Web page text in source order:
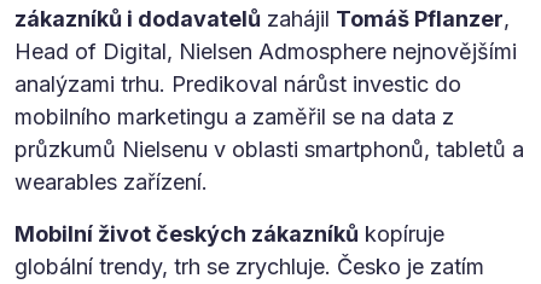
zákazníků i dodavatelů zahájil Tomáš Pflanzer,
Head of Digital, Nielsen Admosphere nejnovějšími
analýzami trhu. Predikoval nárůst investic do
mobilního marketingu a zaměřil se na data z
průzkumů Nielsenu v oblasti smartphonů, tabletů a
wearables zařízení.
Mobilní život českých zákazníků kopíruje
globální trendy, trh se zrychluje. Česko je zatím